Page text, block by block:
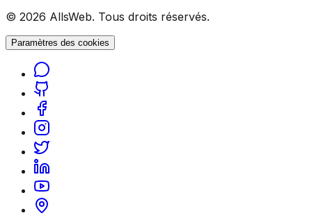
© 2026 AllsWeb. Tous droits réservés.
Paramètres des cookies